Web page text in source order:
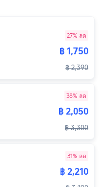
27% ลด
฿ 1,750
฿ 2,390
38% ลด
฿ 2,050
฿ 3,300
31% ลด
฿ 2,210